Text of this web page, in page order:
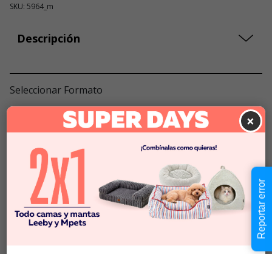
SKU: 5964_m
Descripción
Seleccionar Formato
-
null
Selecciona una opción para ver
disponibilidad
Añadir al carrito
×
Reportar error